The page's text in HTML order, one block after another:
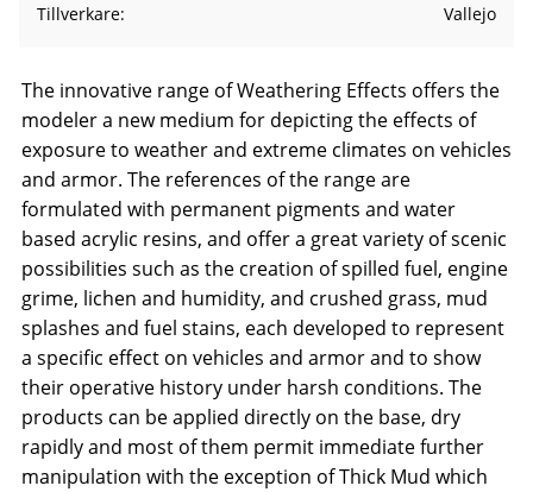
Tillverkare
Vallejo
The innovative range of Weathering Effects offers the
modeler a new medium for depicting the effects of
exposure to weather and extreme climates on vehicles
and armor. The references of the range are
formulated with permanent pigments and water
based acrylic resins, and offer a great variety of scenic
possibilities such as the creation of spilled fuel, engine
grime, lichen and humidity, and crushed grass, mud
splashes and fuel stains, each developed to represent
a specific effect on vehicles and armor and to show
their operative history under harsh conditions. The
products can be applied directly on the base, dry
rapidly and most of them permit immediate further
manipulation with the exception of Thick Mud which